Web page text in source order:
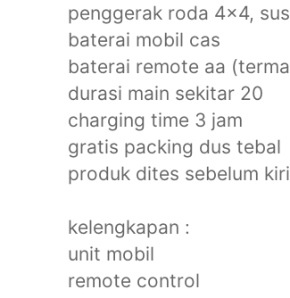
penggerak roda 4x4,
baterai mobil cas
baterai remote aa
durasi main sekitar 20
charging time 3 jam
gratis packing dus tebal
produk dites sebelum
kelengkapan :
unit mobil
remote control